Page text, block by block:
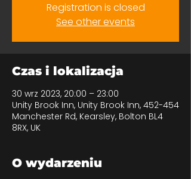
Registration is closed
See other events
Czas i lokalizacja
30 wrz 2023, 20:00 – 23:00
Unity Brook Inn, Unity Brook Inn, 452-454
Manchester Rd, Kearsley, Bolton BL4
8RX, UK
O wydarzeniu